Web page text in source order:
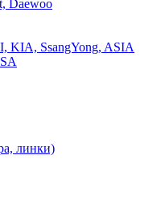
Daewoo
KIA, SsangYong, ASIA
линки)